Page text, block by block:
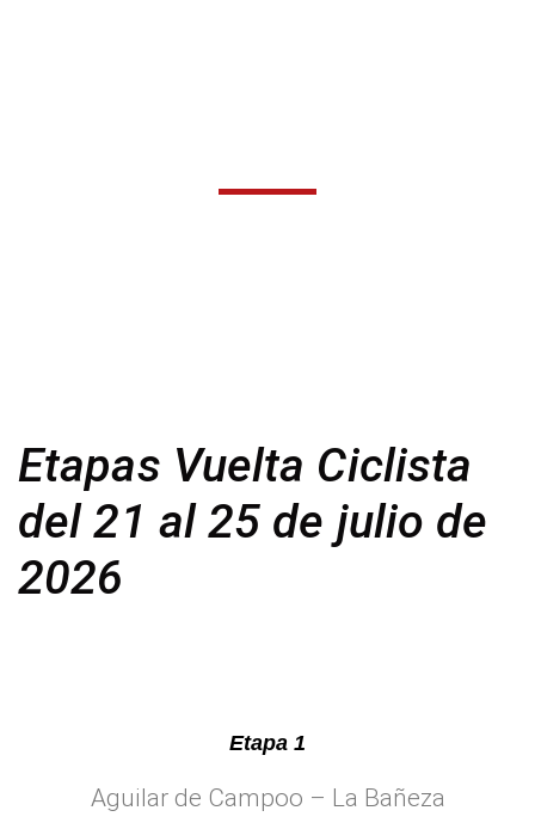
Etapas Vuelta Ciclista
del 21 al 25 de julio de
2026
Etapa 1
Aguilar de Campoo – La Bañeza